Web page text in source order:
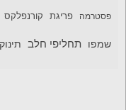
פסטרמה פריגת קורנפלקס
שמפו תחליפי חלב